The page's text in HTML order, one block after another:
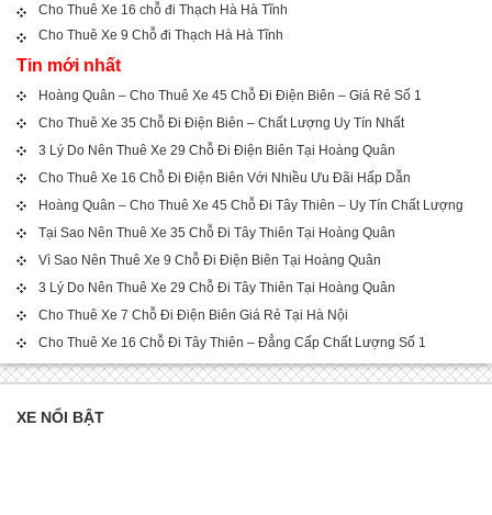
Cho Thuê Xe 16 chỗ đi Thạch Hà Hà Tĩnh
Cho Thuê Xe 9 Chỗ đi Thạch Hà Hà Tĩnh
Tin mới nhất
Hoàng Quân – Cho Thuê Xe 45 Chỗ Đi Điện Biên – Giá Rẻ Số 1
Cho Thuê Xe 35 Chỗ Đi Điện Biên – Chất Lượng Uy Tín Nhất
3 Lý Do Nên Thuê Xe 29 Chỗ Đi Điện Biên Tại Hoàng Quân
Cho Thuê Xe 16 Chỗ Đi Điện Biên Với Nhiều Ưu Đãi Hấp Dẫn
Hoàng Quân – Cho Thuê Xe 45 Chỗ Đi Tây Thiên – Uy Tín Chất Lượng
Tại Sao Nên Thuê Xe 35 Chỗ Đi Tây Thiên Tại Hoàng Quân
Vì Sao Nên Thuê Xe 9 Chỗ Đi Điện Biên Tại Hoàng Quân
3 Lý Do Nên Thuê Xe 29 Chỗ Đi Tây Thiên Tại Hoàng Quân
Cho Thuê Xe 7 Chỗ Đi Điện Biên Giá Rẻ Tại Hà Nội
Cho Thuê Xe 16 Chỗ Đi Tây Thiên – Đẳng Cấp Chất Lượng Số 1
XE NỔI BẬT